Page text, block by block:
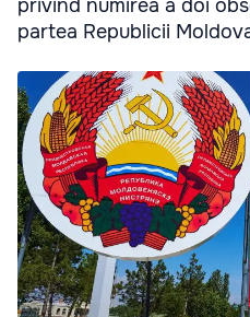
privind numirea a doi
partea Republicii